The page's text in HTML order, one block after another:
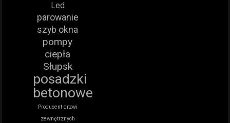
Led
parowanie
szyb okna
pompy
ciepła
Słupsk
posadzki
betonowe
Producent drzwi
zewnętrznych